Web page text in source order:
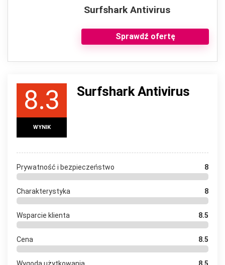
Surfshark Antivirus
Sprawdź ofertę
8.3
WYNIK
Surfshark Antivirus
Prywatność i bezpieczeństwo 8
Charakterystyka 8
Wsparcie klienta 8.5
Cena 8.5